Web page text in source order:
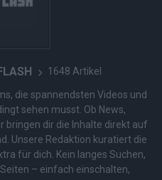
1648 Artikel
die spannendsten Videos und
sehen musst. Ob News,
bringen dir die Inhalte direkt auf
Unsere Redaktion kuratiert die
für dich. Kein langes Suchen,
– einfach einschalten,